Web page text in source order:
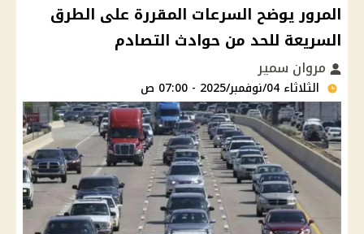
المرور يوضح السرعات المقررة على الطرق
السريعة للحد من حوادث التصادم
مروان سمير
الثلاثاء 04/نوفمبر/2025 - 07:00 ص